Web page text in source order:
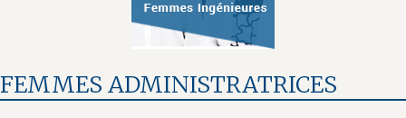
FEMMES ADMINISTRATRICES